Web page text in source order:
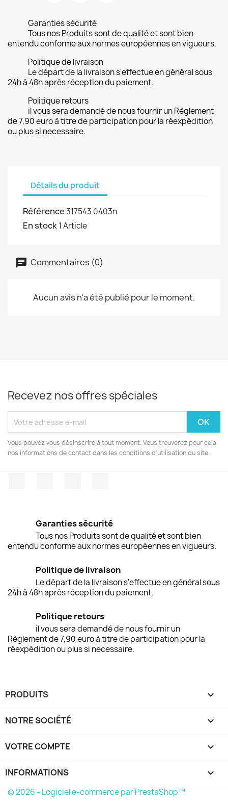
Garanties sécurité
Tous nos Produits sont de qualité et sont bien
entendu conforme aux normes européennes en vigueurs.
Politique de livraison
Le départ de la livraison s'effectue en général sous
24h à 48h après réception du paiement.
Politique retours
il vous sera demandé de nous fournir un Règlement
de 7,90 euro à titre de participation pour la réexpédition
ou plus si necessaire.
Détails du produit
Référence317543 0403n
En stock1 Article
Commentaires (0)
Aucun avis n'a été publié pour le moment.
Recevez nos offres spéciales
Vous pouvez vous désinscrire à tout moment. Vous trouverez pour cela
nos informations de contact dans les conditions d'utilisation du site.
Garanties sécurité
Tous nos Produits sont de qualité et sont bien
entendu conforme aux normes européennes en vigueurs.
Politique de livraison
Le départ de la livraison s'effectue en général sous
24h à 48h après réception du paiement.
Politique retours
il vous sera demandé de nous fournir un
Règlement de 7,90 euro à titre de participation pour la
réexpédition ou plus si necessaire.
PRODUITS 
NOTRE SOCIÉTÉ 
VOTRE COMPTE 
INFORMATIONS keyboard_arrow_down
© 2026 - Logiciel e-commerce par PrestaShop™